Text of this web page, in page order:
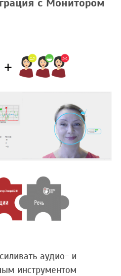
аудио- и
инструментом